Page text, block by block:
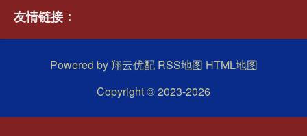
友情链接：
Powered by翔云优配 RSS地图 HTML地图
Copyright© 2023-2026